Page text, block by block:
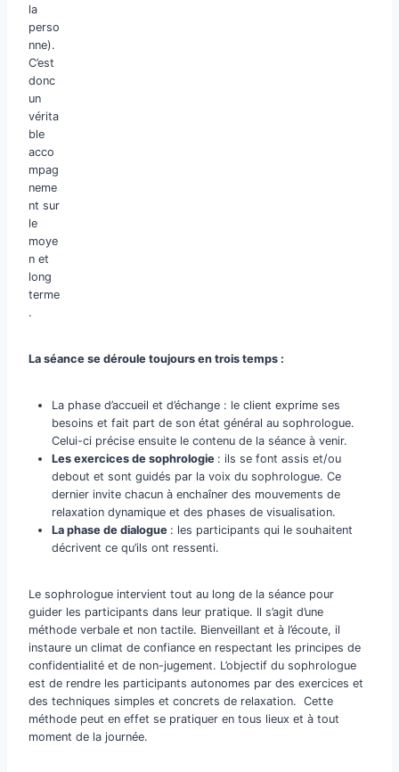
la
perso
nne).
C’est
donc
un
vérita
ble
acco
mpag
neme
nt sur
le
moye
n et
long
terme
.
La séance se déroule toujours en trois temps :
La phase d’accueil et d’échange : le client exprime ses
besoins et fait part de son état général au sophrologue.
Celui-ci précise ensuite le contenu de la séance à venir.
Les exercices de sophrologie : ils se font assis et/ou
debout et sont guidés par la voix du sophrologue. Ce
dernier invite chacun à enchaîner des mouvements de
relaxation dynamique et des phases de visualisation.
La phase de dialogue : les participants qui le souhaitent
décrivent ce qu’ils ont ressenti.
Le sophrologue intervient tout au long de la séance pour
guider les participants dans leur pratique. Il s’agit d’une
méthode verbale et non tactile. Bienveillant et à l’écoute, il
instaure un climat de confiance en respectant les principes de
confidentialité et de non-jugement. L’objectif du sophrologue
est de rendre les participants autonomes par des exercices et
des techniques simples et concrets de relaxation. Cette
méthode peut en effet se pratiquer en tous lieux et à tout
moment de la journée.